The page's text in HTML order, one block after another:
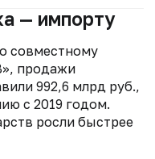
— импорту
совместному
продажи
992,6 млрд руб.,
с 2019 годом.
росли быстрее